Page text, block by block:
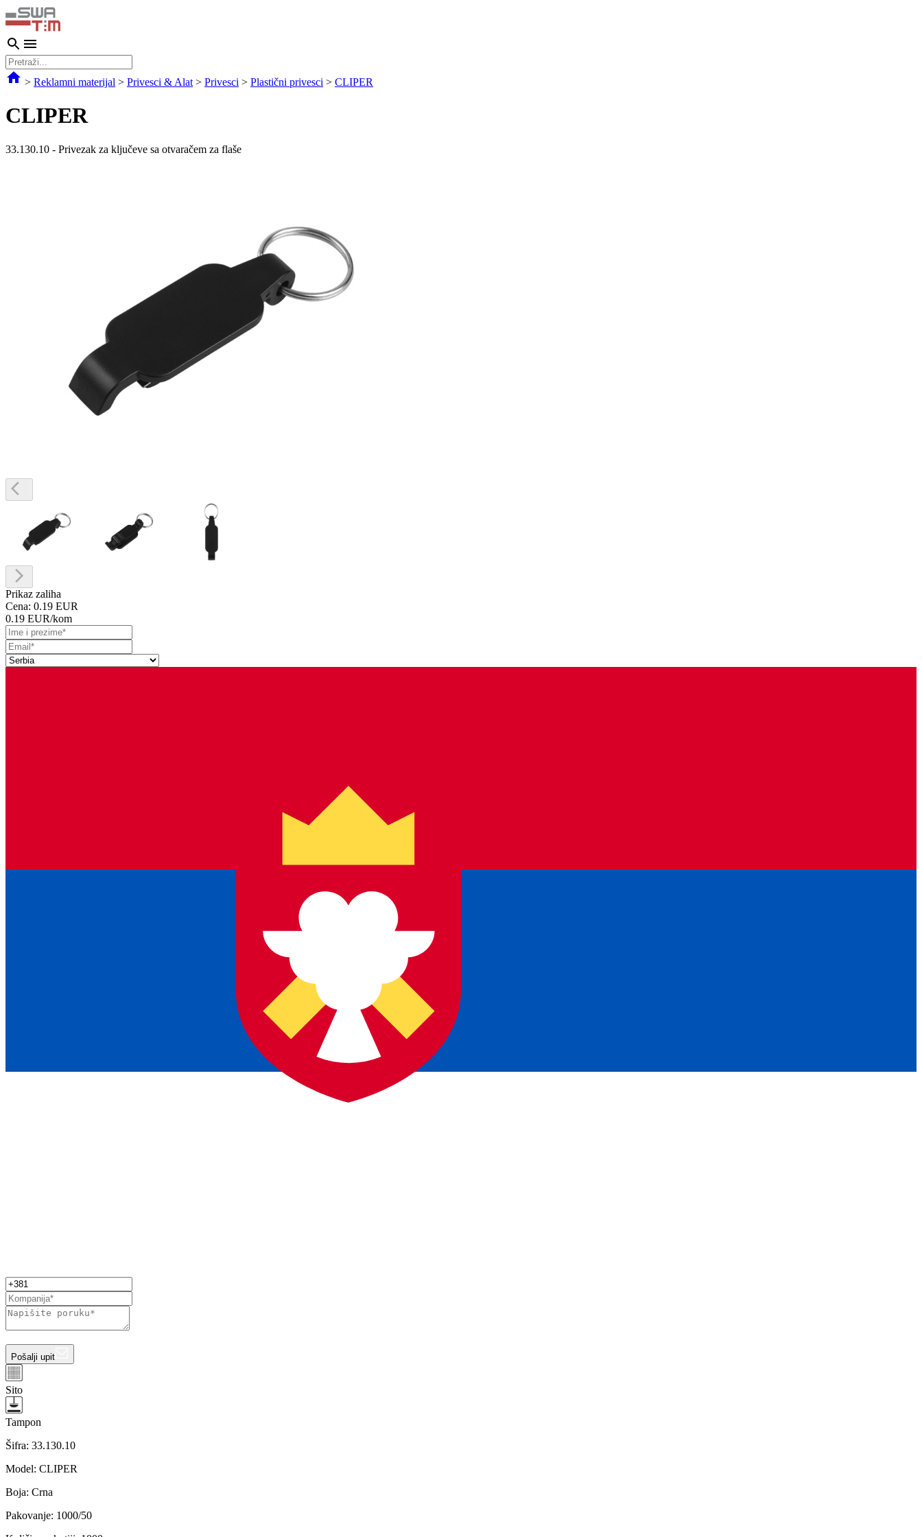
> Reklamni materijal > Privesci & Alat > Privesci > Plastični privesci > CLIPER
CLIPER
33.130.10 - Privezak za ključeve sa otvaračem za flaše
Prikaz zaliha
Cena: 0.19 EUR
0.19 EUR/kom
Pošalji upit
Sito
Tampon
Šifra: 33.130.10
Model: CLIPER
Boja: Crna
Pakovanje: 1000/50